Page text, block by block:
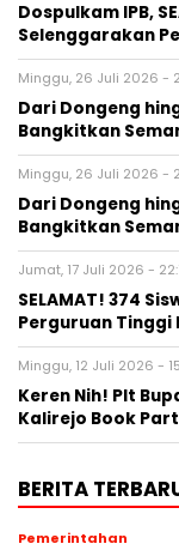
Dospulkam IPB,
Selenggarakan
Minggu, 26 Juli 2026 -
Dari Dongeng
Bangkitkan
Minggu, 26 Juli 2026 -
Dari Dongeng
Bangkitkan
Jumat, 17 Juli 2026 -
SELAMAT! 374
Perguruan Tinggi
Minggu, 12 Juli 2026 -
Keren Nih! Plt
Kalirejo Book
BERITA
Pemerintahan